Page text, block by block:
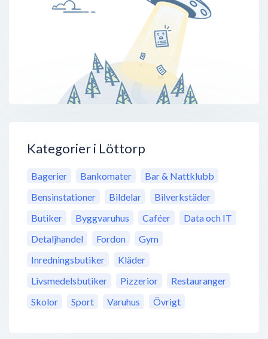
Kategorier i Löttorp
Bagerier Bankomater
Bar & Nattklubb
Bensinstationer
Bildelar
Bilverkstäder
Butiker
Byggvaruhus Caféer
Data och IT
Detaljhandel
Fordon
Gym
Inredningsbutiker
Kläder
Livsmedelsbutiker
Pizzerior
Restauranger
Skolor
Sport Varuhus Övrigt